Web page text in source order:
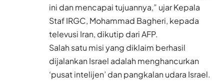
ini dan mencapai tujuannya,” ujar Kepala
Staf IRGC, Mohammad Bagheri, kepada
televusi Iran, dikutip dari AFP.
Salah satu misi yang diklaim berhasil
dijalankan Israel adalah menghancurkan
‘pusat intelijen’ dan pangkalan udara Israel.